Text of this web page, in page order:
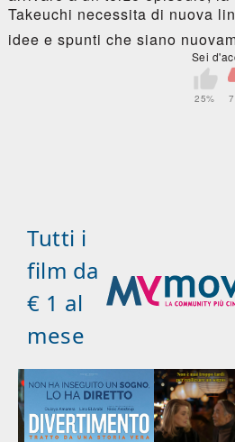
Takeuchi necessita di nuova
idee e spunti che siano
Sei
25%
Tutti i
film da
€ 1 al
mese